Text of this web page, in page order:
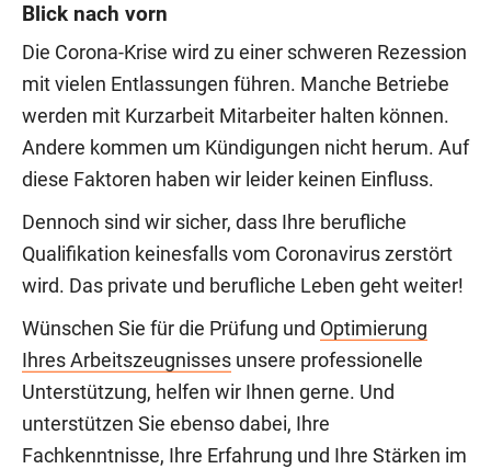
Blick nach vorn
Die Corona-Krise wird zu einer schweren Rezession
mit vielen Entlassungen führen. Manche Betriebe
werden mit Kurzarbeit Mitarbeiter halten können.
Andere kommen um Kündigungen nicht herum. Auf
diese Faktoren haben wir leider keinen Einfluss.
Dennoch sind wir sicher, dass Ihre berufliche
Qualifikation keinesfalls vom Coronavirus zerstört
wird. Das private und berufliche Leben geht weiter!
Wünschen Sie für die Prüfung und Optimierung
Ihres Arbeitszeugnisses unsere professionelle
Unterstützung, helfen wir Ihnen gerne. Und
unterstützen Sie ebenso dabei, Ihre
Fachkenntnisse, Ihre Erfahrung und Ihre Stärken im